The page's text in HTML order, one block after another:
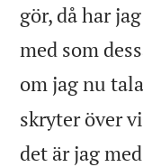
gör, då har
med som
om jag nu
skryter över
det är jag